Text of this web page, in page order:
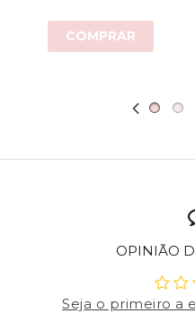
COMPRAR
OPINIÃO
Seja o primeiro a